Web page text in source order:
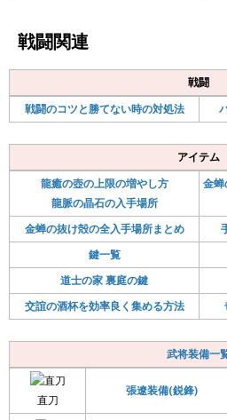
戦闘関連
戦闘
戦闘のコツと勝てない時の対処法
アイテム
龍癒の壺の上限の増やし方
龍脈の晶石の入手場所
金蝉
金蝉の抜け殻の全入手場所まとめ
鍵一覧
道士の家 裏庭の鍵
交誼の酒杯を効率良く集める方法
武将装備一
直刀
張遼装備(鋭鋒)